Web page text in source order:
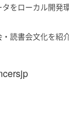
をローカル開発
読書会文化を紹